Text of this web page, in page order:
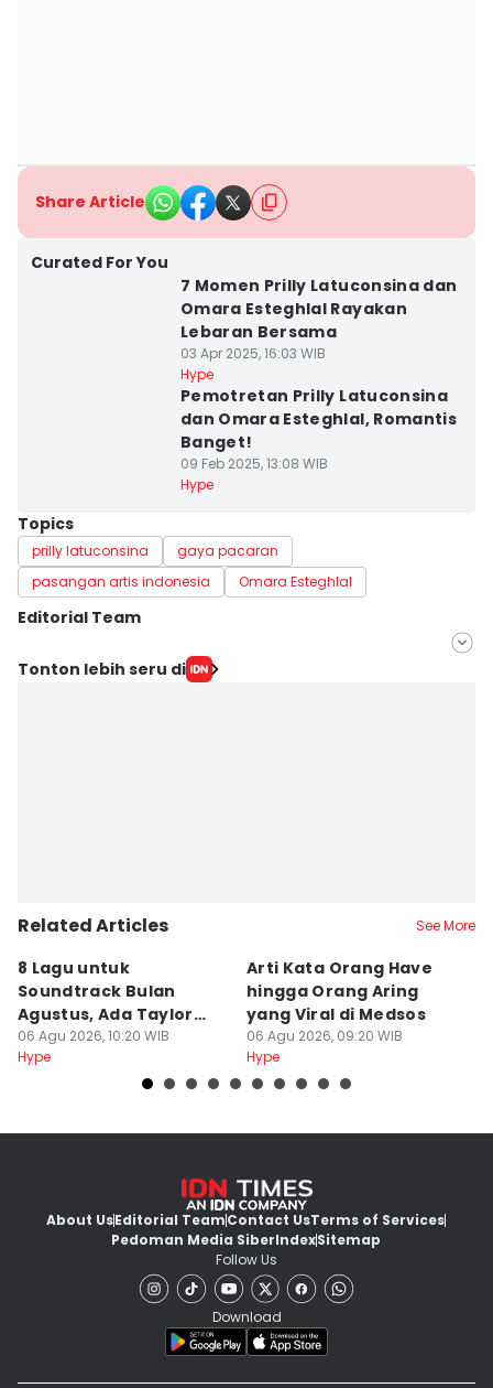
Share Article
Curated For You
7 Momen Prilly Latuconsina dan
Omara Esteghlal Rayakan
Lebaran Bersama
03 Apr 2025, 16:03 WIB
Hype
Pemotretan Prilly Latuconsina
dan Omara Esteghlal, Romantis
Banget!
09 Feb 2025, 13:08 WIB
Hype
Topics
prilly latuconsina
gaya pacaran
pasangan artis indonesia
Omara Esteghlal
Editorial Team
Editor
Tonton lebih seru di
Related Articles See More
8 Lagu untuk
Soundtrack Bulan
Agustus, Ada Taylor
Swift!
06 Agu 2026, 10:20 WIB
Hype
Arti Kata Orang Have
hingga Orang Aring
yang Viral di Medsos
06 Agu 2026, 09:20 WIB
Hype
About UsEditorial TeamContact UsTerms of Services
Pedoman Media SiberIndexSitemap
Follow Us
Download